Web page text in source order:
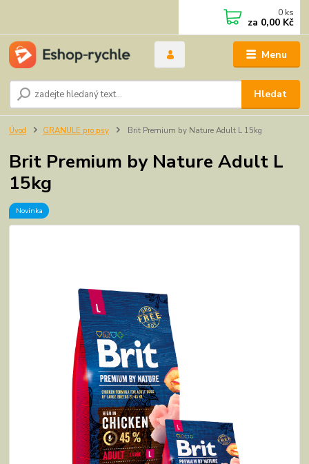
Menu
Hledat
0 ks
za 0,00 Kč
Úvod GRANULE pro psy Brit Premium by Nature Adult L 15kg
Brit Premium by Nature Adult L
15kg
Novinka